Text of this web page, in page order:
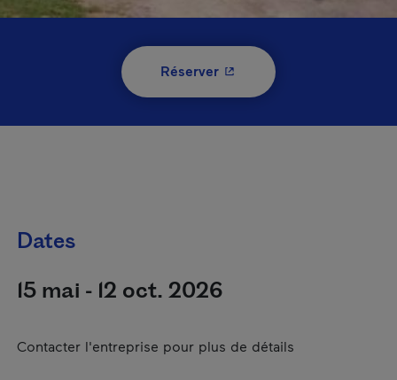
Réserver- Cet hyperlien s'ouvrira
Dates
15 mai - 12 oct. 2026
Contacter l'entreprise pour plus de détails